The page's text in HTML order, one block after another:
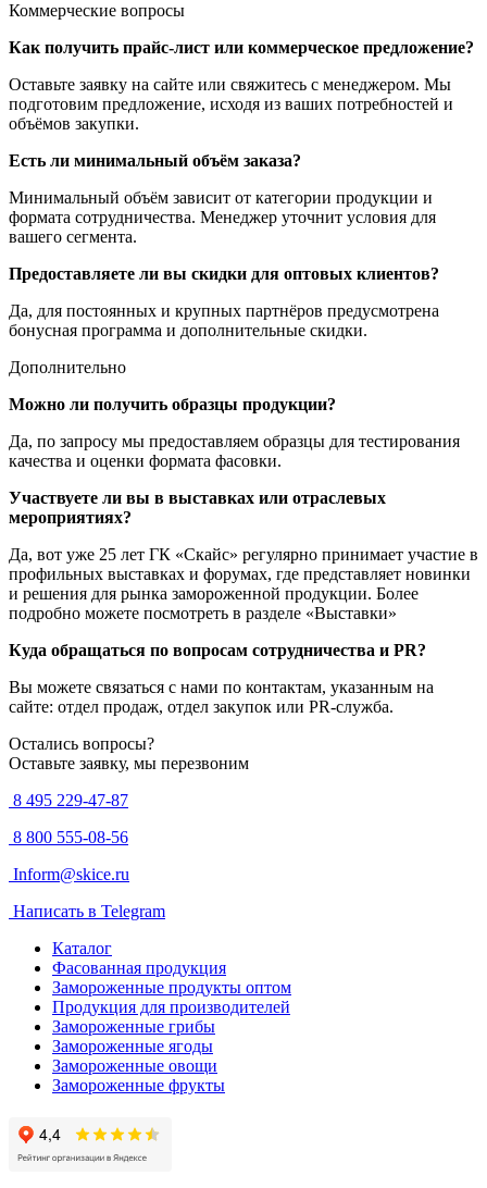
Коммерческие вопросы
Как получить прайс-лист или коммерческое предложение?
Оставьте заявку на сайте или свяжитесь с менеджером. Мы
подготовим предложение, исходя из ваших потребностей и
объёмов закупки.
Есть ли минимальный объём заказа?
Минимальный объём зависит от категории продукции и
формата сотрудничества. Менеджер уточнит условия для
вашего сегмента.
Предоставляете ли вы скидки для оптовых клиентов?
Да, для постоянных и крупных партнёров предусмотрена
бонусная программа и дополнительные скидки.
Дополнительно
Можно ли получить образцы продукции?
Да, по запросу мы предоставляем образцы для тестирования
качества и оценки формата фасовки.
Участвуете ли вы в выставках или отраслевых
мероприятиях?
Да, вот уже 25 лет ГК «Скайс» регулярно принимает участие в
профильных выставках и форумах, где представляет новинки
и решения для рынка замороженной продукции. Более
подробно можете посмотреть в разделе «Выставки»
Куда обращаться по вопросам сотрудничества и PR?
Вы можете связаться с нами по контактам, указанным на
сайте: отдел продаж, отдел закупок или PR-служба.
Остались вопросы?
Оставьте заявку, мы перезвоним
8 495 229-47-87
8 800 555-08-56
Inform@skice.ru
Написать в Telegram
Каталог
Фасованная продукция
Замороженные продукты оптом
Продукция для производителей
Замороженные грибы
Замороженные ягоды
Замороженные овощи
Замороженные фрукты